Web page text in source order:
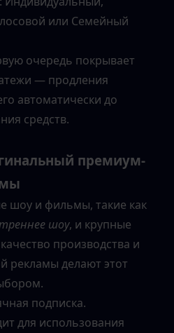
или Семейный
очередь покрывает
— продления
автоматически до
средств.
премиум-
шоу, и крупные
производства и
рекламы делают этот
подписка.
для использования